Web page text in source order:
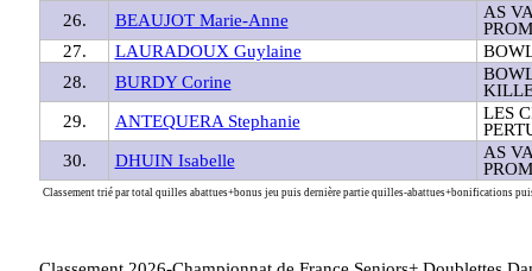
26.
BEAUJOT Marie-Anne
AS
27.
LAURADOUX Guylaine
28.
BURDY Corine
29.
ANTEQUERA Stephanie
LES
30.
DHUIN Isabelle
AS
Classement trié par total quilles abattues+bonus jeu puis dernière partie quilles-abattues+bonifications